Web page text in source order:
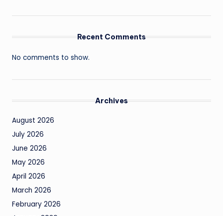
Recent Comments
No comments to show.
Archives
August 2026
July 2026
June 2026
May 2026
April 2026
March 2026
February 2026